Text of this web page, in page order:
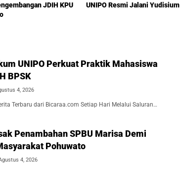
JDIH KPU
UNIPO Resmi Jalani Yudisium
UNIPO Perkuat Praktik Mahasiswa
BPSK
4, 2026
Terbaru dari Bicaraa.com Setiap Hari Melalui Saluran…
Penambahan SPBU Marisa Demi
Pohuwato
4, 2026